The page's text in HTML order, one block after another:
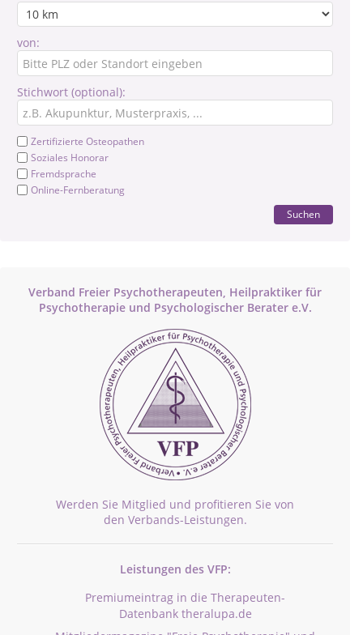
von:
Stichwort (optional):
Zertifizierte Osteopathen
Soziales Honorar
Fremdsprache
Online-Fernberatung
Suchen
Verband Freier Psychotherapeuten, Heilpraktiker für
Psychotherapie und Psychologischer Berater e.V.
Werden Sie Mitglied und profitieren Sie von
den Verbands-Leistungen.
Leistungen des VFP:
Premiumeintrag in die Therapeuten-
Datenbank theralupa.de